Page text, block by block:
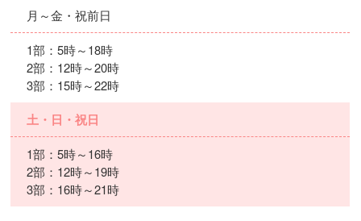
月～金・祝前日
1部：5時～18時
2部：12時～20時
3部：15時～22時
土・日・祝日
1部：5時～16時
2部：12時～19時
3部：16時～21時